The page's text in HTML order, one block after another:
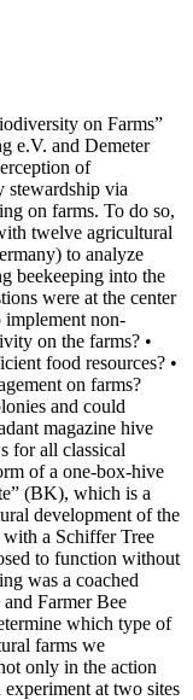
on Farms”
e.V. and Demeter
of
stewardship via
on farms. To do so,
twelve agricultural
to analyze
beekeeping into the
were at the center
non-
on the farms? •
food resources? •
on farms?
and could
magazine hive
for all classical
of a one-box-hive
(BK), which is a
development of the
a Schiffer Tree
to function without
was a coached
Farmer Bee
which type of
farms we
only in the action
at two sites